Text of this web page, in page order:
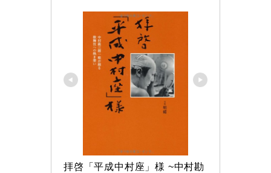
拝啓「平成中村座」様 ~中村勘